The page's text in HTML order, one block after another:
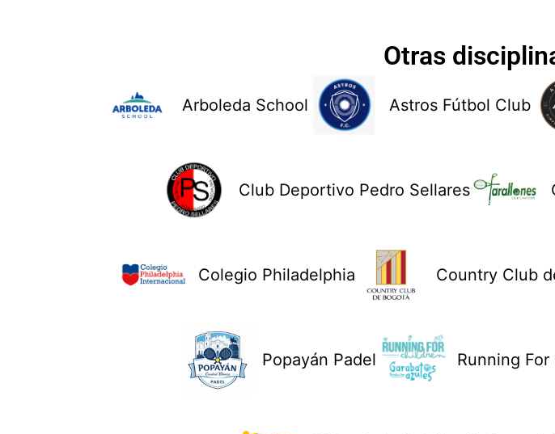
Otras
Arboleda School Astros Fútbol Club
Club Deportivo Pedro Sellares
Colegio Philadelphia Country Club
Popayán Padel Running